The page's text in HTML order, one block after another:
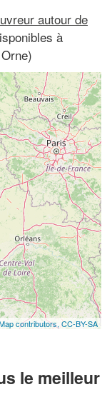
autour de
à
contributors,CC-BY-SA
le meilleur